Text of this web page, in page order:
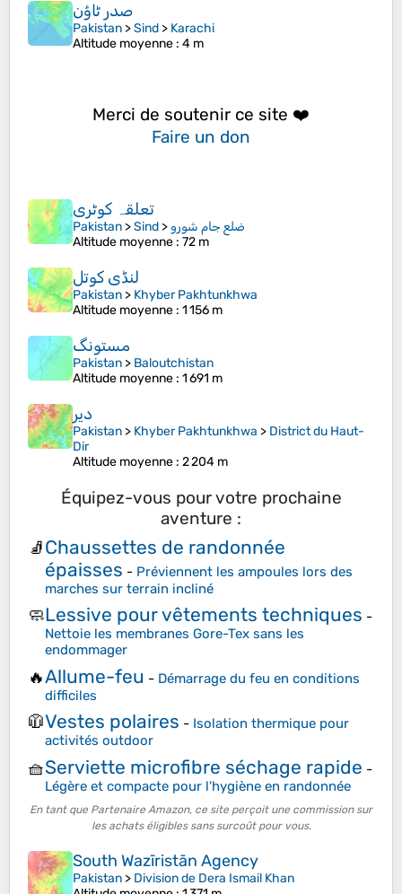
صدر ٹاؤن
Pakistan >Sind > Karachi
Altitude moyenne : 4 m
Merci de soutenir ce site ❤️
Faire un don
تعلقہ کوٹری
Pakistan >Sind > ضلع جام شورو
Altitude moyenne : 72 m
لنڈی کوتل
Pakistan > Khyber Pakhtunkhwa
Altitude moyenne : 1 156 m
مستونگ
Pakistan > Baloutchistan
Altitude moyenne : 1 691 m
دیر
Pakistan > Khyber Pakhtunkhwa > District du Haut-
Dir
Altitude moyenne : 2 204 m
Équipez-vous pour votre prochaine
aventure :
🧦Chaussettes de randonnée
épaisses - Préviennent les ampoules lors des
marches sur terrain incliné
🧼Lessive pour vêtements techniques -
Nettoie les membranes Gore-Tex sans les
endommager
🔥Allume-feu - Démarrage du feu en conditions
difficiles
🧥Vestes polaires - Isolation thermique pour
activités outdoor
🧺Serviette microfibre séchage rapide -
Légère et compacte pour l'hygiène en randonnée
En tant que Partenaire Amazon, ce site perçoit une commission sur
les achats éligibles sans surcoût pour vous.
South Wazīristān Agency
Pakistan > Division de Dera Ismail Khan